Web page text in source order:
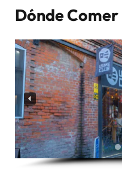
Dónde Comer